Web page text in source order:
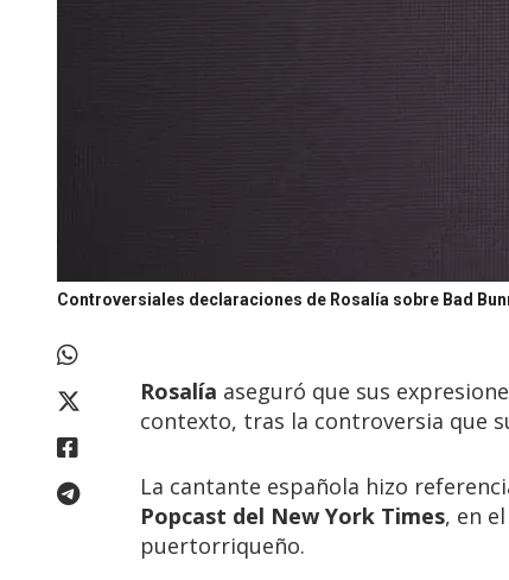
Controversiales declaraciones de Rosalía sobre Bad
Rosalía aseguró que sus
contexto, tras la controversia que
La cantante española hizo
Popcast del New York Times, en
puertorriqueño.